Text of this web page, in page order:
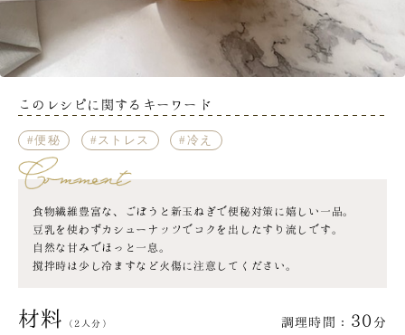
このレシピに関するキーワード
便秘 ストレス 冷え
食物繊維豊富な、ごぼうと新玉ねぎで便秘対策に嬉しい一品。
豆乳を使わずカシューナッツでコクを出したすり流しです。
自然な甘みでほっと一息。
撹拌時は少し冷ますなど火傷に注意してください。
材料 （2人分） 調理時間： 30 分